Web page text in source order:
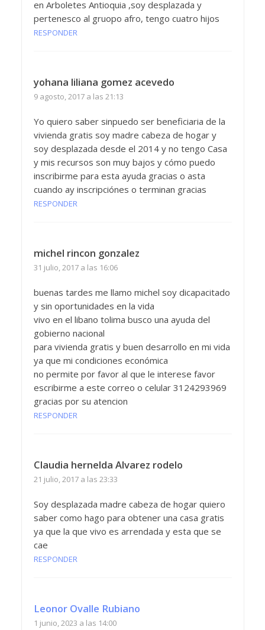
en Arboletes Antioquia ,soy desplazada y
pertenesco al gruopo afro, tengo cuatro hijos
RESPONDER
yohana liliana gomez acevedo
9 agosto, 2017 a las 21:13
Yo quiero saber sinpuedo ser beneficiaria de la
vivienda gratis soy madre cabeza de hogar y
soy desplazada desde el 2014 y no tengo Casa
y mis recursos son muy bajos y cómo puedo
inscribirme para esta ayuda gracias o asta
cuando ay inscripciónes o terminan gracias
RESPONDER
michel rincon gonzalez
31 julio, 2017 a las 16:06
buenas tardes me llamo michel soy dicapacitado
y sin oportunidades en la vida
vivo en el libano tolima busco una ayuda del
gobierno nacional
para vivienda gratis y buen desarrollo en mi vida
ya que mi condiciones económica
no permite por favor al que le interese favor
escribirme a este correo o celular 3124293969
gracias por su atencion
RESPONDER
Claudia hernelda Alvarez rodelo
21 julio, 2017 a las 23:33
Soy desplazada madre cabeza de hogar quiero
saber como hago para obtener una casa gratis
ya que la que vivo es arrendada y esta que se
cae
RESPONDER
Leonor Ovalle Rubiano
1 junio, 2023 a las 14:00